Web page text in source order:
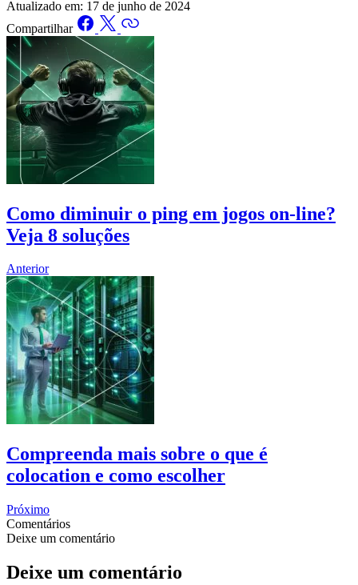
Atualizado em: 17 de junho de 2024
Compartilhar
Como diminuir o ping em jogos on-line?
Veja 8 soluções
Anterior
Compreenda mais sobre o que é
colocation e como escolher
Próximo
Comentários
Deixe um comentário
Deixe um comentário